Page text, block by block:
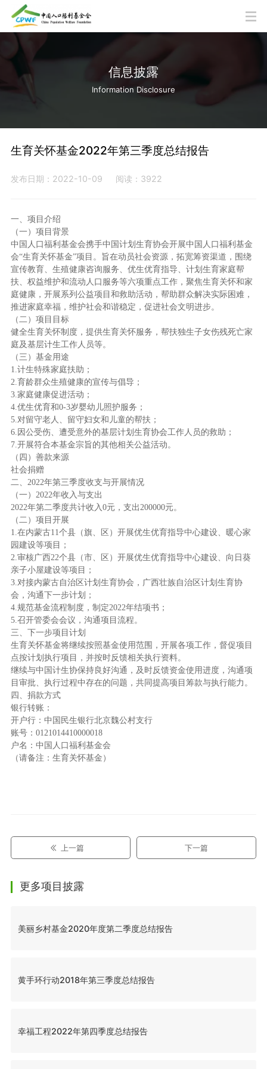
信息披露
Information Disclosure
生育关怀基金2022年第三季度总结报告
发布日期：2022-10-09 阅读：3922
一、项目介绍
（一）项目背景
中国人口福利基金会携手中国计划生育协会开展中国人口福利基金
会“生育关怀基金”项目。旨在动员社会资源，拓宽筹资渠道，围绕
宣传教育、生殖健康咨询服务、优生优育指导、计划生育家庭帮
扶、权益维护和流动人口服务等六项重点工作，聚焦生育关怀和家
庭健康，开展系列公益项目和救助活动，帮助群众解决实际困难，
推进家庭幸福，维护社会和谐稳定，促进社会文明进步。
（二）项目目标
健全生育关怀制度，提供生育关怀服务，帮扶独生子女伤残死亡家
庭及基层计生工作人员等。
（三）基金用途
1.计生特殊家庭扶助；
2.育龄群众生殖健康的宣传与倡导；
3.家庭健康促进活动；
4.优生优育和0-3岁婴幼儿照护服务；
5.对留守老人、留守妇女和儿童的帮扶；
6. 因公受伤、遭受意外的基层计划生育协会工作人员的救助；
7.开展符合本基金宗旨的其他相关公益活动。
（四）善款来源
社会捐赠
二、 2022年第三季度收支与开展情况
（一） 2022年收入与支出
2022年第二季度共计收入0元， 支出200000元。
（二）项目开展
1.在内蒙古11个县（旗、区）开展优生优育指导中心建设、暖心家
园建设等项目；
2.审核广西22个县（市、区）开展优生优育指导中心建设、向日葵
亲子小屋建设等项目
；
3.对接内蒙古自治区计划生育协会，广西壮族自治区计划生育协
会，沟通下一步计划 ；
4.规范基金流程制度，制定2022年结项书 ；
5.召开管委会会议，沟通项目流程。
三、下一步项目计划
生育关怀基金将继续按照基金使用范围，开展各项工作，督促项目
点按计划执行项目，并按时反馈相关执行资料。
继续与中国计生协保持良好沟通，及时反馈资金使用进度，沟通项
目审批、执行过程中存在的问题，共同提高项目筹款与执行能力。
四、捐款方式
银行转账：
开户行：中国民生银行北京魏公村支行
账号： 0121014410000018
户名：中国人口福利基金会
（请备注：生育关怀基金）
上一篇 下一篇
更多项目披露
美丽乡村基金2020年度第二季度总结报告
黄手环行动2018年第三季度总结报告
幸福工程2022年第四季度总结报告